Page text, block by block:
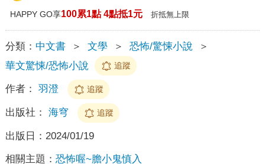
HAPPY GO享100累1點 4點抵1元 折抵無上限
分類： 中文書 ＞ 文學 ＞ 恐怖/驚悚小說
＞
華文驚悚/恐怖小說
追蹤
作者： 羽澄 追蹤
出版社： 海穹 追蹤
出版日： 2024/01/19
相關主題： 恐怖喔~膽小鬼慎入